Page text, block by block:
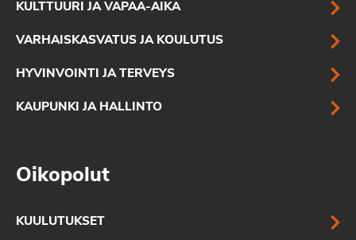
KULTTUURI JA VAPAA-AIKA
VARHAISKASVATUS JA KOULUTUS
HYVINVOINTI JA TERVEYS
KAUPUNKI JA HALLINTO
Oikopolut
KUULUTUKSET